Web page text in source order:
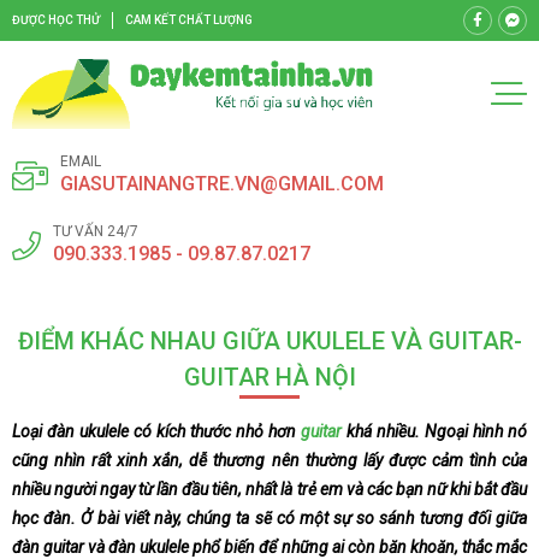
ĐƯỢC HỌC THỬ CAM KẾT CHẤT LƯỢNG
EMAIL
GIASUTAINANGTRE.VN@GMAIL.COM
TƯ VẤN 24/7
090.333.1985 - 09.87.87.0217
ĐIỂM KHÁC NHAU GIỮA UKULELE VÀ GUITAR-
GUITAR HÀ NỘI
Loại đàn ukulele có kích thước nhỏ hơn guitarkhá nhiều. Ngoại hình nó
cũng nhìn rất xinh xắn, dễ thương nên thường lấy được cảm tình của
nhiều người ngay từ lần đầu tiên, nhất là trẻ em và các bạn nữ khi bắt đầu
học đàn. Ở bài viết này, chúng ta sẽ có một sự so sánh tương đối giữa
đàn guitar và đàn ukulele phổ biến để những ai còn băn khoăn, thắc mắc